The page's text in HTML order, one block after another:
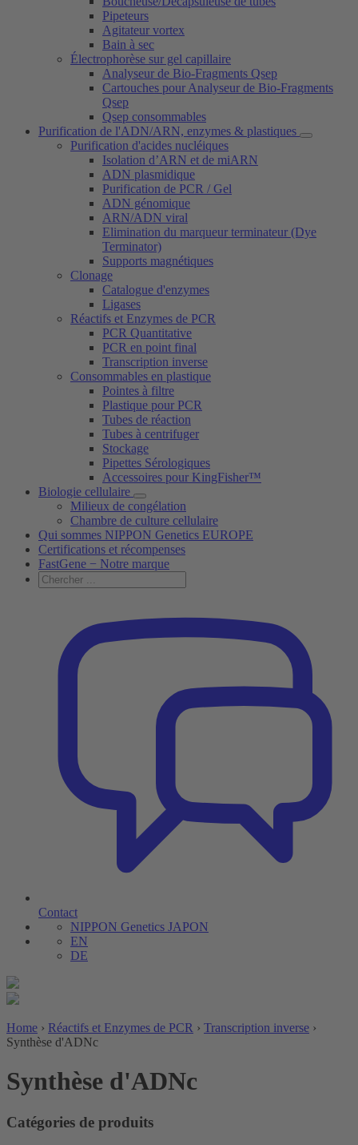
Pipeteurs
Agitateur vortex
Bain à sec
Électrophorèse sur gel capillaire
Analyseur de Bio-Fragments Qsep
Cartouches pour Analyseur de Bio-Fragments
Qsep
Qsep consommables
Purification de l'ADN/ARN, enzymes & plastiques
Purification d'acides nucléiques
Isolation d’ARN et de miARN
ADN plasmidique
Purification de PCR / Gel
ADN génomique
ARN/ADN viral
Elimination du marqueur terminateur (Dye
Terminator)
Supports magnétiques
Clonage
Catalogue d'enzymes
Ligases
Réactifs et Enzymes de PCR
PCR Quantitative
PCR en point final
Transcription inverse
Consommables en plastique
Pointes à filtre
Plastique pour PCR
Tubes de réaction
Tubes à centrifuger
Stockage
Pipettes Sérologiques
Accessoires pour KingFisher™
Biologie cellulaire
Milieux de congélation
Chambre de culture cellulaire
Qui sommes NIPPON Genetics EUROPE
Certifications et récompenses
FastGene − Notre marque
Contact
NIPPON Genetics JAPON
EN
DE
Home › Réactifs et Enzymes de PCR › Transcription inverse ›
Synthèse d'ADNc
Synthèse d'ADNc
Catégories de produits